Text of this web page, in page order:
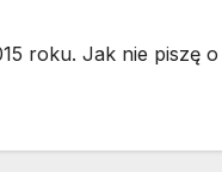
roku. Jak nie piszę